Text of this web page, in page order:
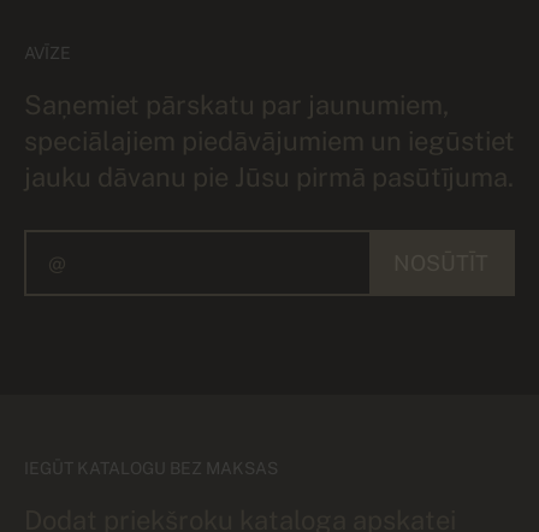
AVĪZE
Saņemiet pārskatu par jaunumiem,
speciālajiem piedāvājumiem un iegūstiet
jauku dāvanu pie Jūsu pirmā pasūtījuma.
IEGŪT KATALOGU BEZ MAKSAS